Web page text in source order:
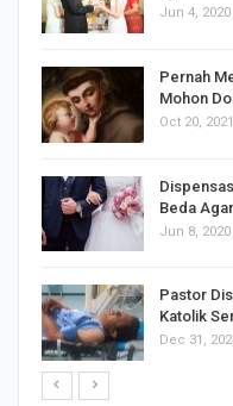
Jun 4, 2020
Pernah
Mohon
Oct 20, 2021
Beda
Jun 8, 2020
Pastor
Katolik
Dec 31,